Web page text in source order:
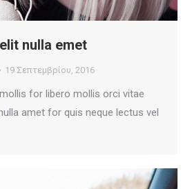
nulla emet
19 Σεπτεμβρίου, 2016
for libero mollis orci vitae
amet for quis neque lectus vel